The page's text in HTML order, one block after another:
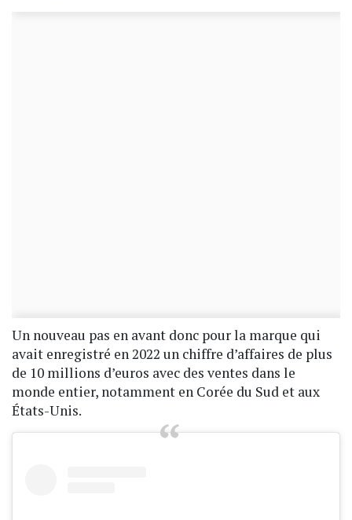
Un nouveau pas en avant donc pour la marque qui
avait enregistré en 2022 un chiffre d’affaires de plus
de 10 millions d’euros avec des ventes dans le
monde entier, notamment en Corée du Sud et aux
États-Unis.